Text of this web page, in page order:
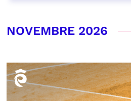
NOVEMBRE 2026